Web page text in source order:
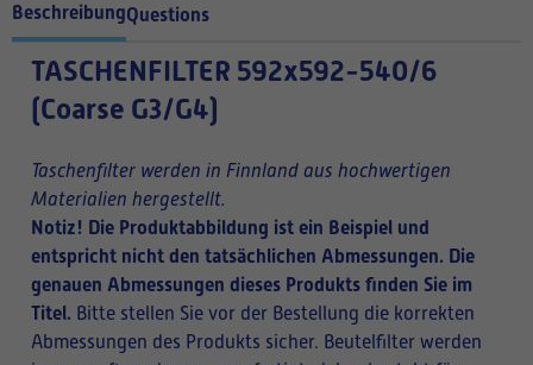
BeschreibungQuestions
TASCHENFILTER 592x592-540/6
(Coarse G3/G4)
Taschenfilter werden in Finnland aus hochwertigen
Materialien hergestellt.
Notiz! Die Produktabbildung ist ein Beispiel und
entspricht nicht den tatsächlichen Abmessungen. Die
genauen Abmessungen dieses Produkts finden Sie im
Titel. Bitte stellen Sie vor der Bestellung die korrekten
Abmessungen des Produkts sicher. Beutelfilter werden